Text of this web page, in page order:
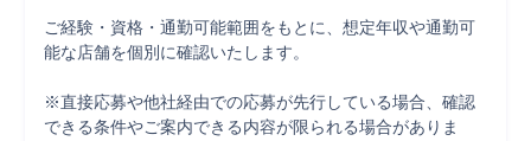
ご経験・資格・通勤可能範囲をもとに、想定年収や通勤可
能な店舗を個別に確認いたします。
※直接応募や他社経由での応募が先行している場合、確認
できる条件やご案内できる内容が限られる場合がありま